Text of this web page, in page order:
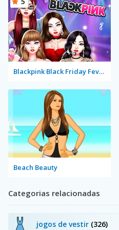
Blackpink Black Friday Fever
Beach Beauty
Categorias relacionadas
jogos de vestir (326)